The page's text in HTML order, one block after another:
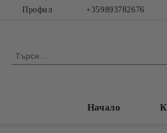
Профил +359893782676
Начало